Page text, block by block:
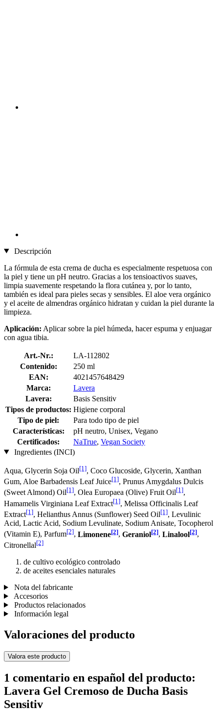
Descripción
La fórmula de esta crema de ducha es especialmente respetuosa con
la piel y tiene un pH neutro. Gracias a los tensioactivos suaves,
limpia suavemente respetando la flora cutánea y, por lo tanto,
también es ideal para pieles secas y sensibles. El aloe vera orgánico
y el aceite de almendras orgánico hidratan y cuidan la piel durante la
limpieza.
Aplicación: Aplicar sobre la piel húmeda, hacer espuma y enjuagar
con agua tibia.
Art.-Nr.:
LA-112802
Contenido:
250 ml
EAN:
4021457648429
Marca:
Lavera
Lavera:
Basis Sensitiv
Tipos de productos: Higiene corporal
Tipo de piel:
Para todo tipo de piel
Características:
pH neutro, Unisex, Vegano
Certificados:
NaTrue, Vegan Society
Ingredientes (INCI)
Aqua, Glycerin Soja Oil[1], Coco Glucoside, Glycerin, Xanthan
Gum, Aloe Barbadensis Leaf Juice[1], Prunus Amygdalus Dulcis
(Sweet Almond) Oil[1], Olea Europaea (Olive) Fruit Oil[1],
Hamamelis Virginiana Leaf Extract[1], Melissa Officinalis Leaf
Extract[1], Helianthus Annus (Sunflower) Seed Oil[1], Levulinic
Acid, Lactic Acid, Sodium Levulinate, Sodium Anisate, Tocopherol
(Vitamin E), Parfum[2], Limonene[2], Geraniol[2], Linalool[2],
Citronellal[2]
de cultivo ecológico controlado
de aceites esenciales naturales
Nota del fabricante
Accesorios
Productos relacionados
Información legal
Valoraciones del producto
Valora este producto
1 comentario en español del producto:
Lavera Gel Cremoso de Ducha Basis
Sensitiv